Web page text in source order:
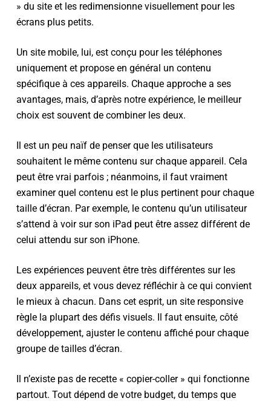
» du site et les redimensionne visuellement pour les
écrans plus petits.
Un site mobile, lui, est conçu pour les téléphones
uniquement et propose en général un contenu
spécifique à ces appareils. Chaque approche a ses
avantages, mais, d’après notre expérience, le meilleur
choix est souvent de combiner les deux.
Il est un peu naïf de penser que les utilisateurs
souhaitent le même contenu sur chaque appareil. Cela
peut être vrai parfois ; néanmoins, il faut vraiment
examiner quel contenu est le plus pertinent pour chaque
taille d’écran. Par exemple, le contenu qu’un utilisateur
s’attend à voir sur son iPad peut être assez différent de
celui attendu sur son iPhone.
Les expériences peuvent être très différentes sur les
deux appareils, et vous devez réfléchir à ce qui convient
le mieux à chacun. Dans cet esprit, un site responsive
règle la plupart des défis visuels. Il faut ensuite, côté
développement, ajuster le contenu affiché pour chaque
groupe de tailles d’écran.
Il n’existe pas de recette « copier-coller » qui fonctionne
partout. Tout dépend de votre budget, du temps que